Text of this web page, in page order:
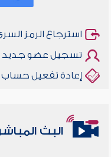
استرجاع الرمز
تسجيل عضو جديد
إعادة تفعيل حساب
البث